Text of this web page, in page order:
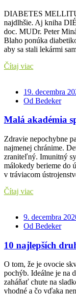
DIABETES
najdlhšie. Aj kniha
doc. MUDr. Peter
Blaho ponúka
aby sa stali lekármi
Čítaj viac
19. decembra
Od Bedeker
Malá akadémia
Zdravie nepochybne
najmenej chránime.
zraniteľný. Imunitný
málokedy berieme do
v tráviacom
Čítaj viac
9. decembra
Od Bedeker
10 najlepších
O tom, že je ovocie
pochýb. Ideálne je na
zaháňať chute na
vhodné a čo vďaka